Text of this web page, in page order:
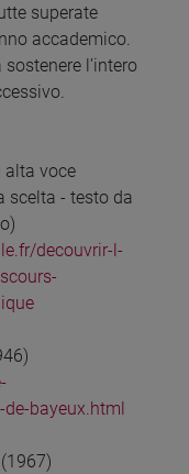
superate
accademico.
l’intero
alta voce
scelta - testo da
decouvrir-l-
bayeux.html